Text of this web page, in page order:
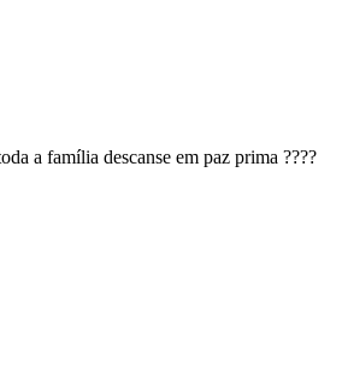
a família descanse em paz prima ????